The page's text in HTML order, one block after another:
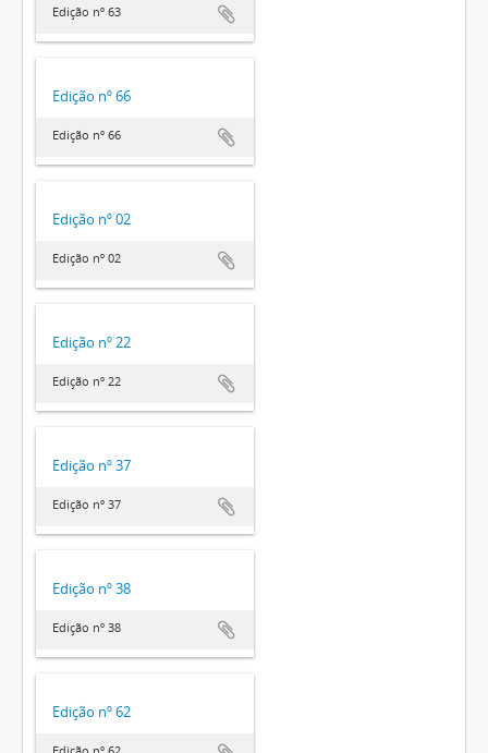
Edição nº 63
Edição nº 66
Edição nº 66
Edição nº 02
Edição nº 02
Edição nº 22
Edição nº 22
Edição nº 37
Edição nº 37
Edição nº 38
Edição nº 38
Edição nº 62